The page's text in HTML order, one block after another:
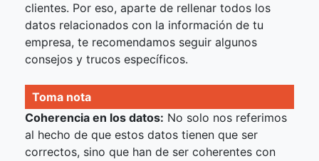
clientes. Por eso, aparte de rellenar todos los
datos relacionados con la información de tu
empresa, te recomendamos seguir algunos
consejos y trucos específicos.
Toma nota
Coherencia en los datos: No solo nos referimos
al hecho de que estos datos tienen que ser
correctos, sino que han de ser coherentes con